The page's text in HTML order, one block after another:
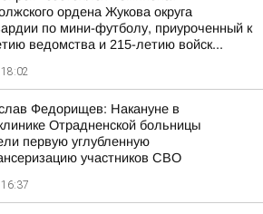
ордена Жукова округа
по мини-футболу, приуроченный к
ведомства и 215-летию войск...
18:02
Федорищев: Накануне в
Отрадненской больницы
первую углубленную
участников СВО
16:37